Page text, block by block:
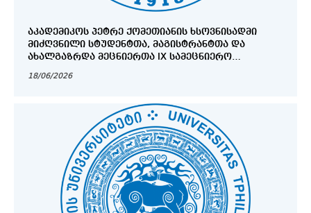
ᲐᲙᲐᲓᲔᲛᲘᲙᲝᲡ ᲞᲔᲢᲠᲔ ᲥᲝᲛᲔᲗᲘᲐᲜᲘᲡ ᲮᲡᲝᲕᲜᲘᲡᲐᲓᲛᲘ
ᲛᲘᲫᲦᲕᲜᲘᲚᲘ ᲡᲢᲣᲓᲔᲜᲢᲗᲐ, ᲛᲐᲒᲘᲡᲢᲠᲐᲜᲢᲗᲐ ᲓᲐ
ᲐᲮᲐᲚᲒᲐᲖᲠᲓᲐ ᲛᲔᲪᲜᲘᲔᲠᲗᲐ IX ᲡᲐᲛᲔᲪᲜᲘᲔᲠᲝ
18/06/2026